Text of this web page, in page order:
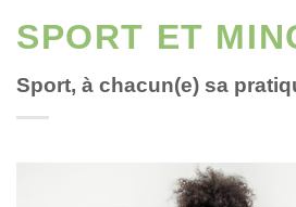
SPORT ET
Sport, à chacun(e) sa